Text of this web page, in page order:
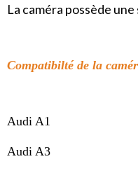
La caméra possède
Compatibilté de la
Audi A1
Audi A3